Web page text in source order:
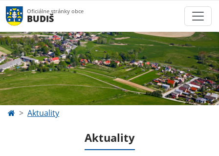
Oficiálne stránky obce
BUDIŠ
Aktuality
Aktuality